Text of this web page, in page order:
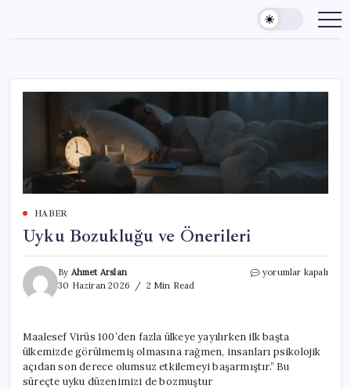
content
HABER
Uyku Bozukluğu ve Önerileri
By Ahmet Arslan
30 Haziran 2026
2 Min Read
Uyku
yorumlar kapalı
Maalesef Virüs 100’den fazla ülkeye yayılırken ilk başta
ülkemizde görülmemiş olmasına rağmen, insanları psikolojik
açıdan son derece olumsuz etkilemeyi başarmıştır.” Bu
süreçte uyku düzenimizi de bozmuştur